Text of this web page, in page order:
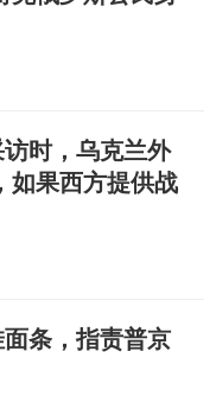
时，乌克兰外
如果西方提供战
条，指责普京